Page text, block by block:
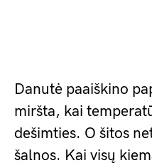
Danutė paaiškino
miršta, kai
dešimties. O šitos
šalnos. Kai visų